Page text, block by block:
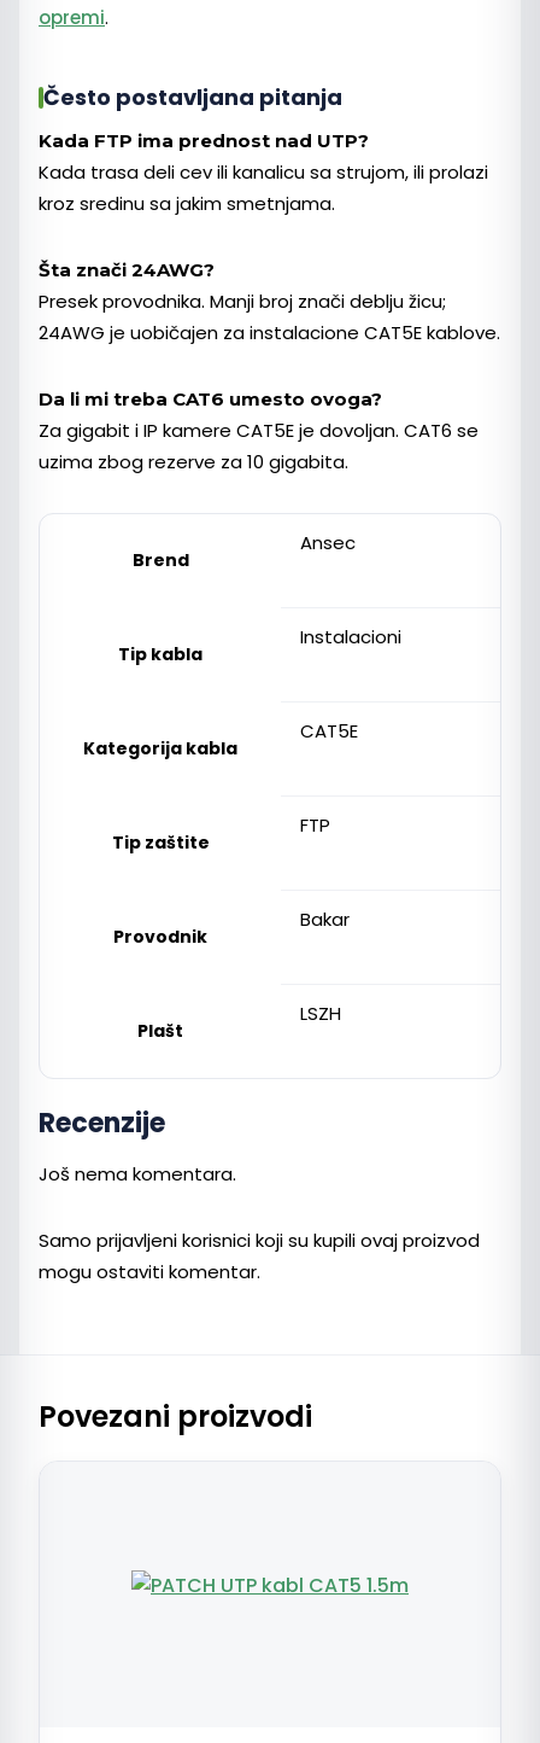
opremi.
Često postavljana pitanja
Kada FTP ima prednost nad UTP?
Kada trasa deli cev ili kanalicu sa strujom, ili prolazi
kroz sredinu sa jakim smetnjama.
Šta znači 24AWG?
Presek provodnika. Manji broj znači deblju žicu;
24AWG je uobičajen za instalacione CAT5E kablove.
Da li mi treba CAT6 umesto ovoga?
Za gigabit i IP kamere CAT5E je dovoljan. CAT6 se
uzima zbog rezerve za 10 gigabita.
Brend
Ansec
Tip kabla
Instalacioni
Kategorija kabla
CAT5E
Tip zaštite
FTP
Provodnik
Bakar
Plašt
LSZH
Recenzije
Još nema komentara.
Samo prijavljeni korisnici koji su kupili ovaj proizvod
mogu ostaviti komentar.
Povezani proizvodi